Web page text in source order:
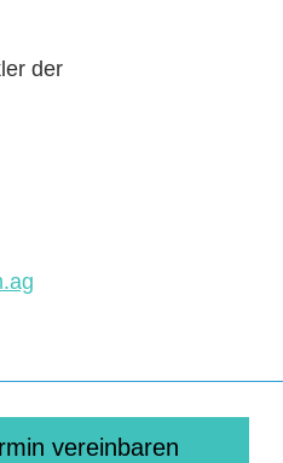
der
ver­ein­baren